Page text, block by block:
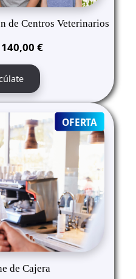
de Centros Veterinarios
El
precio
original
era:
495,00 €.
140,00 €El
140,00 €.
OFERTA
ON
de Cajera